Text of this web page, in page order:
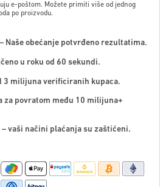
e-poštom. Možete primiti više od jednog
po proizvodu.
Naše obećanje potvrđeno rezultatima.
u roku od 60 sekundi.
3 milijuna verificiranih kupaca.
za povratom među 10 milijuna+
vaši načini plaćanja su zaštićeni.